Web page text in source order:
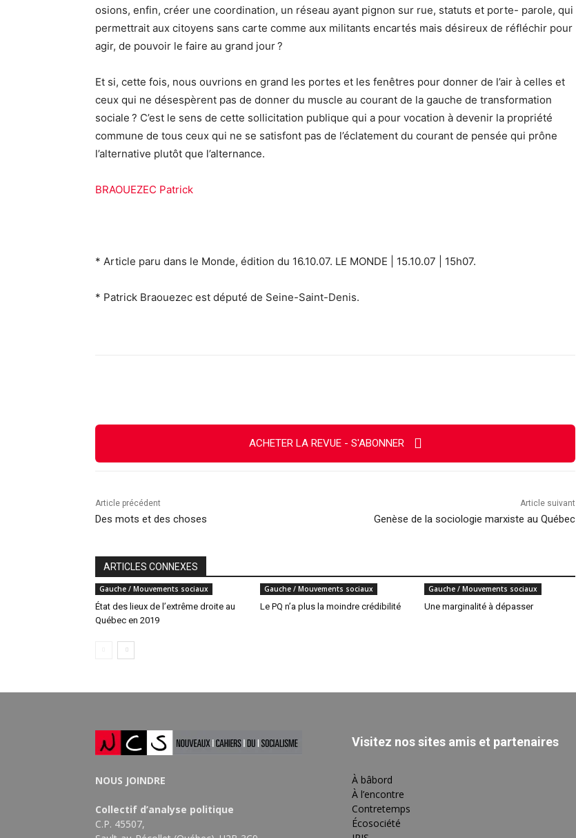
osions, enfin, créer une coordination, un réseau ayant pignon sur rue, statuts et porte- parole, qui
permettrait aux citoyens sans carte comme aux militants encartés mais désireux de réfléchir pour
agir, de pouvoir le faire au grand jour ?
Et si, cette fois, nous ouvrions en grand les portes et les fenêtres pour donner de l’air à celles et
ceux qui ne désespèrent pas de donner du muscle au courant de la gauche de transformation
sociale ? C’est le sens de cette sollicitation publique qui a pour vocation à devenir la propriété
commune de tous ceux qui ne se satisfont pas de l’éclatement du courant de pensée qui prône
l’alternative plutôt que l’alternance.
BRAOUEZEC Patrick
* Article paru dans le Monde, édition du 16.10.07. LE MONDE | 15.10.07 | 15h07.
* Patrick Braouezec est député de Seine-Saint-Denis.
ACHETER LA REVUE - S'ABONNER
Article précédent
Des mots et des choses
Article suivant
Genèse de la sociologie marxiste au Québec
ARTICLES CONNEXES
Gauche / Mouvements sociaux
État des lieux de l’extrême droite au
Québec en 2019
Gauche / Mouvements sociaux
Le PQ n’a plus la moindre crédibilité
Gauche / Mouvements sociaux
Une marginalité à dépasser
NOUS JOINDRE
Collectif d’analyse politique
C.P. 45507,
Visitez nos sites amis et partenaires
À bâbord
À l’encontre
Contretemps
Écosociété